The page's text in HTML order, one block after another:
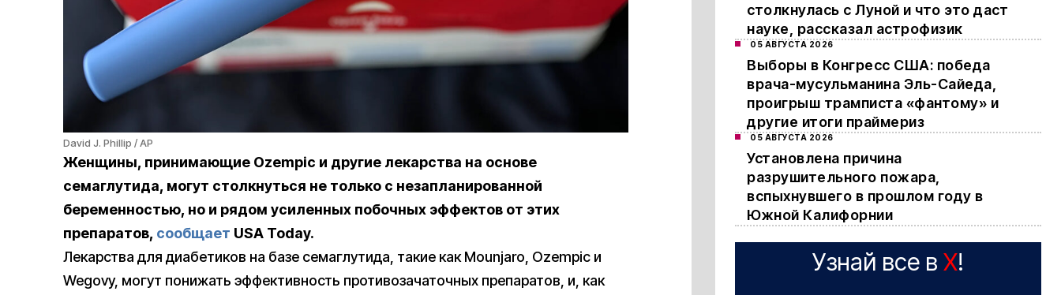
David J. Phillip / AP
Женщины, принимающие Ozempic и другие лекарства на основе
семаглутида, могут столкнуться не только с незапланированной
беременностью, но и рядом усиленных побочных эффектов от этих
препаратов, сообщает USA Today.
Лекарства для диабетиков на базе семаглутида, такие как Mounjaro, Ozempic и
Wegovy, могут понижать эффективность противозачаточных препаратов, и, как
столкнулась с Луной и что это даст
науке, рассказал астрофизик
05 АВГУСТА 2026
Выборы в Конгресс США: победа
врача-мусульманина Эль-Сайеда,
проигрыш трамписта «фантому» и
другие итоги праймериз
05 АВГУСТА 2026
Установлена причина
разрушительного пожара,
вспыхнувшего в прошлом году в
Южной Калифорнии
Узнай все в X!